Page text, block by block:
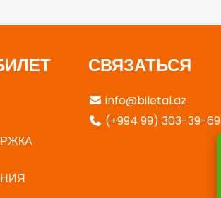
СВЯЗАТЬСЯ
info@biletal.az
(+994 99) 303-39-69